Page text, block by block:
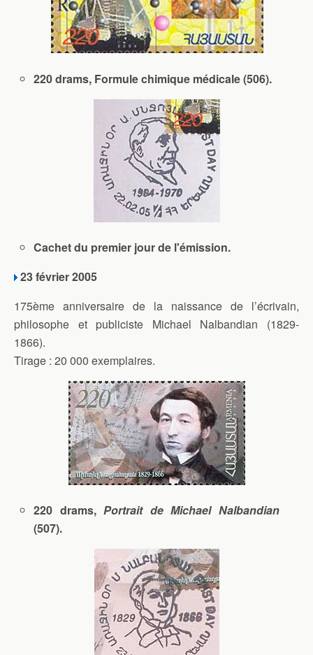
220 drams, Formule chimique médicale (506).
Cachet du premier jour de l'émission.
23 février 2005
175ème anniversaire de la naissance de l’écrivain,
philosophe et publiciste Michael Nalbandian (1829-
1866).
Tirage : 20 000 exemplaires.
220 drams,Portrait de Michael Nalbandian
(507).